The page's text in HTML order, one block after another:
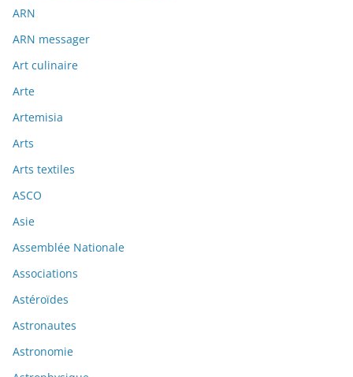
ARN
ARN messager
Art culinaire
Arte
Artemisia
Arts
Arts textiles
ASCO
Asie
Assemblée Nationale
Associations
Astéroïdes
Astronautes
Astronomie